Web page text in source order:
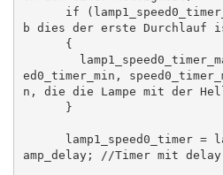
b dies der erste Durchlauf
ed0_timer_min,
n, die die Lampe mit der
amp_delay; //Timer mit